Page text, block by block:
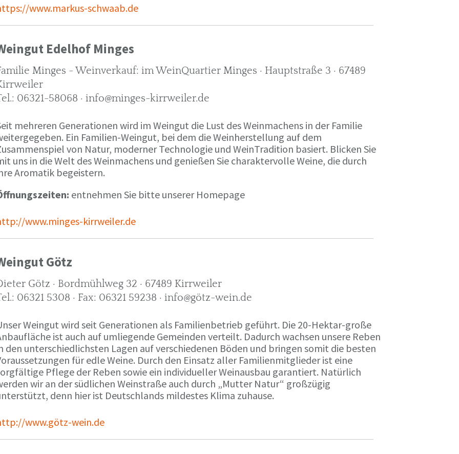
www.markus-schwaab.de
Edelhof Minges
Minges - Weinverkauf: im WeinQuartier Minges · Hauptstraße 3 · 67489
06321-58068 · info@minges-kirrweiler.de
mehreren Generationen wird im Weingut die Lust des Weinmachens in der Familie
Ein Familien-Weingut, bei dem die Weinherstellung auf dem
von Natur, moderner Technologie und WeinTradition basiert. Blicken Sie
uns in die Welt des Weinmachens und genießen Sie charaktervolle Weine, die durch
Aromatik begeistern.
entnehmen Sie bitte unserer Homepage
www.minges-kirrweiler.de
Götz
Götz · Bordmühlweg 32 · 67489 Kirrweiler
06321 5308 · Fax: 06321 59238 · info@götz-wein.de
Weingut wird seit Generationen als Familienbetrieb geführt. Die 20-Hektar-große
ist auch auf umliegende Gemeinden verteilt. Dadurch wachsen unsere Reben
den unterschiedlichsten Lagen auf verschiedenen Böden und bringen somit die besten
für edle Weine. Durch den Einsatz aller Familienmitglieder ist eine
Pflege der Reben sowie ein individueller Weinausbau garantiert. Natürlich
wir an der südlichen Weinstraße auch durch „Mutter Natur“ großzügig
denn hier ist Deutschlands mildestes Klima zuhause.
www.götz-wein.de